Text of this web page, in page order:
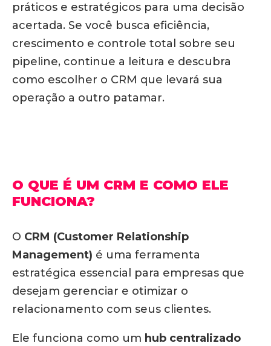
práticos e estratégicos para uma decisão
acertada. Se você busca eficiência,
crescimento e controle total sobre seu
pipeline, continue a leitura e descubra
como escolher o CRM que levará sua
operação a outro patamar.
O QUE É UM CRM E COMO ELE
FUNCIONA?
O CRM (Customer Relationship
Management) é uma ferramenta
estratégica essencial para empresas que
desejam gerenciar e otimizar o
relacionamento com seus clientes.
Ele funciona como um hub centralizado